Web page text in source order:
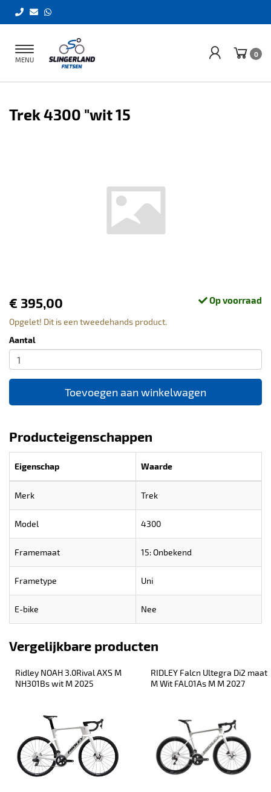
Toggle
navigation
MENU
0
Trek 4300 "wit 15
€ 395,00 Op voorraad
Opgelet! Dit is een tweedehands product.
Aantal
Toevoegen aan winkelwagen
Producteigenschappen
Eigenschap Waarde
Merk Trek
Model 4300
Framemaat 15: Onbekend
Frametype Uni
E-bike Nee
Vergelijkbare producten
Ridley NOAH 3.0Rival AXS M
NH301Bs wit M 2025
RIDLEY Falcn Ultegra Di2 maat
M Wit FAL01As M M 2027